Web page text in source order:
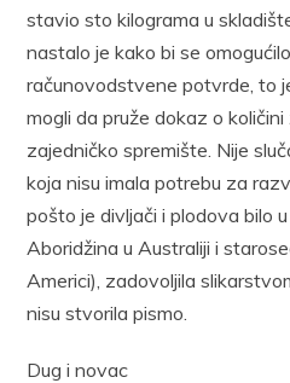
stavio sto kilograma u
nastalo je kako bi se
računovodstvene potvrde, to
mogli da pruže dokaz o
zajedničko spremište. Nije
koja nisu imala potrebu za
pošto je divljači i plodova bilo
Aboridžina u Australiji i
Americi), zadovoljila
nisu stvorila pismo.
Dug i novac